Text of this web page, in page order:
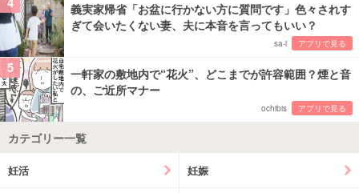
義実家帰省「お盆に行かない方に質問です」色々されす
ぎて会いたくない妻、夫に本音を言ってもいい？
sa-i アプリで見る
5
一軒家の敷地内で“花火”、どこまでが許容範囲？煙と音
の、ご近所マナー
ochibis アプリで見る
カテゴリー一覧
妊活 妊娠